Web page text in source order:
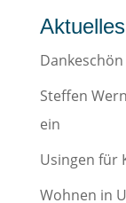
Aktuelles
Dankeschön
Steffen
ein
Usingen für
Wohnen in